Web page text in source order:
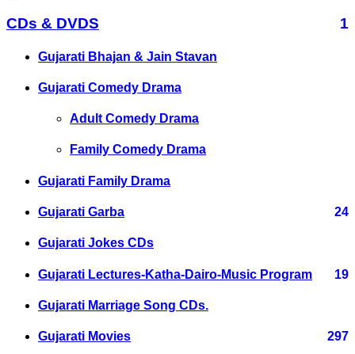
CDs & DVDS 1
Gujarati Bhajan & Jain Stavan
Gujarati Comedy Drama
Adult Comedy Drama
Family Comedy Drama
Gujarati Family Drama
Gujarati Garba 24
Gujarati Jokes CDs
Gujarati Lectures-Katha-Dairo-Music Program 19
Gujarati Marriage Song CDs.
Gujarati Movies 297